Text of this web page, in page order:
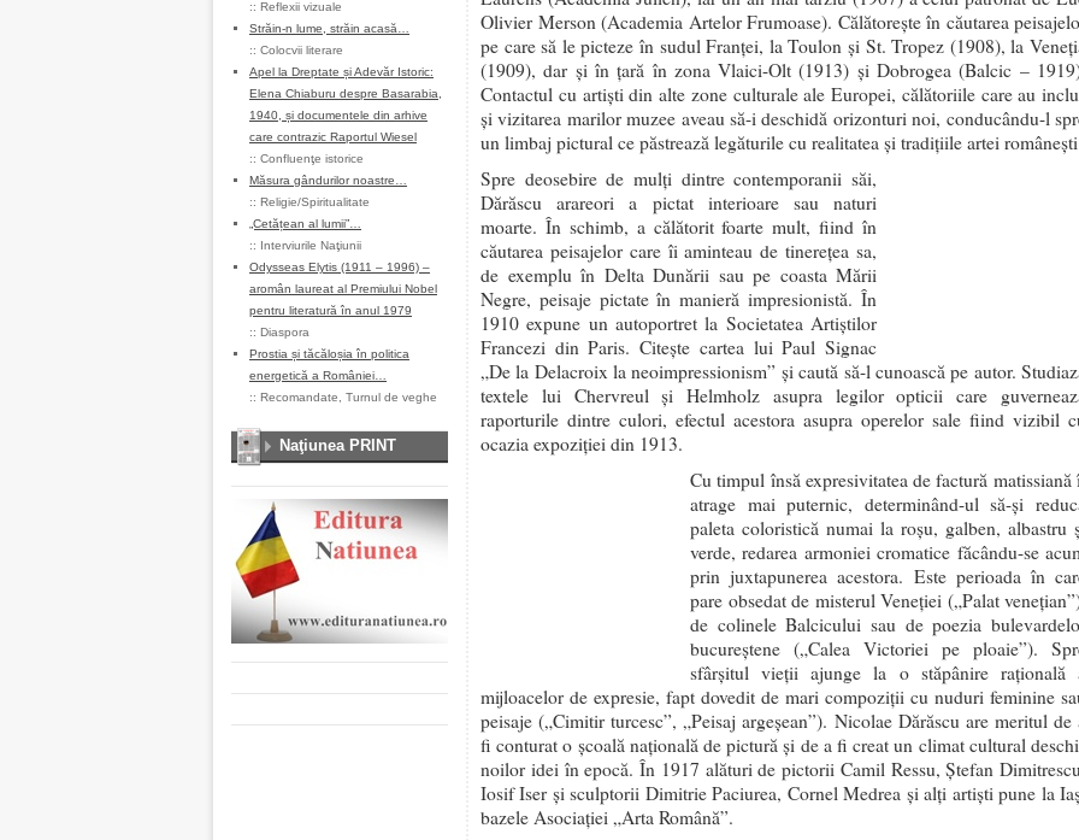
:: Reflexii vizuale
Străin-n lume, străin acasă…
:: Colocvii literare
Apel la Dreptate și Adevăr Istoric:
Elena Chiaburu despre Basarabia,
1940, și documentele din arhive
care contrazic Raportul Wiesel
:: Confluenţe istorice
Măsura gândurilor noastre…
:: Religie/Spiritualitate
„Cetățean al lumii”…
:: Interviurile Naţiunii
Odysseas Elytis (1911 – 1996) –
aromân laureat al Premiului Nobel
pentru literatură în anul 1979
:: Diaspora
Prostia și tăcăloșia în politica
energetică a României…
:: Recomandate Turnul de veghe
Naţiunea PRINT
Olivier Merson (Academia Artelor Frumoase). Călătorește în căutarea
pe care să le picteze în sudul Franței, la Toulon și St. Tropez (1908), la
(1909), dar și în țară în zona Vlaici-Olt (1913) și Dobrogea (Balcic –
Contactul cu artiști din alte zone culturale ale Europei, călătoriile care au
și vizitarea marilor muzee aveau să-i deschidă orizonturi noi, conducându-l
un limbaj pictural ce păstrează legăturile cu realitatea și tradițiile artei
Spre deosebire de mulți dintre contemporanii săi,
Dărăscu arareori a pictat interioare sau naturi
moarte. În schimb, a călătorit foarte mult, fiind în
căutarea peisajelor care îi aminteau de tinerețea sa,
de exemplu în Delta Dunării sau pe coasta Mării
Negre, peisaje pictate în manieră impresionistă. În
1910 expune un autoportret la Societatea Artiștilor
Francezi din Paris. Citește cartea lui Paul Signac
„De la Delacroix la neoimpressionism” și caută să-l cunoască pe autor.
textele lui Chervreul și Helmholz asupra legilor opticii care
raporturile dintre culori, efectul acestora asupra operelor sale fiind vizibil
ocazia expoziției din 1913.
Cu timpul însă expresivitatea de factură matissiană
atrage mai puternic, determinând-ul să-și
paleta coloristică numai la roșu, galben, albastru
verde, redarea armoniei cromatice făcându-se
prin juxtapunerea acestora. Este perioada în
pare obsedat de misterul Veneției („Palat
de colinele Balcicului sau de poezia
bucureștene („Calea Victoriei pe ploaie”).
sfârșitul vieții ajunge la o stăpânire rațională
mijloacelor de expresie, fapt dovedit de mari compoziții cu nuduri feminine
peisaje („Cimitir turcesc”, „Peisaj argeșean”). Nicolae Dărăscu are meritul de
fi conturat o școală națională de pictură și de a fi creat un climat cultural
noilor idei în epocă. În 1917 alături de pictorii Camil Ressu, Ștefan
Iosif Iser și sculptorii Dimitrie Paciurea, Cornel Medrea și alți artiști pune la
bazele Asociației „Arta Română”.